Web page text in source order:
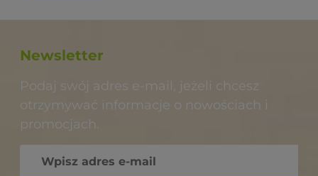
Newsletter
Podaj swój adres e-mail, jeżeli chcesz
otrzymywać informacje o nowościach i
promocjach.